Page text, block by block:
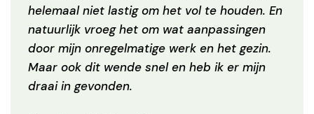
helemaal niet lastig om het vol te houden. En
natuurlijk vroeg het om wat aanpassingen
door mijn onregelmatige werk en het gezin.
Maar ook dit wende snel en heb ik er mijn
draai in gevonden.